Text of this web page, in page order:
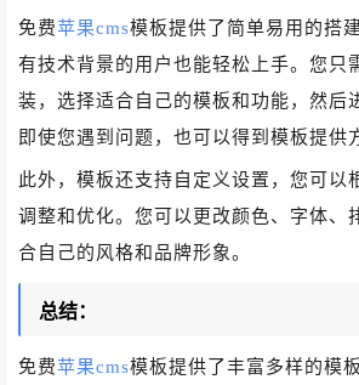
免费苹果cms模板提供了简单易用的搭
有技术背景的用户也能轻松上手。您只
装，选择适合自己的模板和功能，然后
即使您遇到问题，也可以得到模板提供
此外，模板还支持自定义设置，您可以
调整和优化。您可以更改颜色、字体、
合自己的风格和品牌形象。
总结：
免费苹果cms模板提供了丰富多样的模